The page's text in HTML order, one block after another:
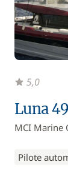
Luna 49
MCI Marine
Pilote
5,0